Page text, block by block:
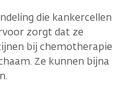
die kankercellen
zorgt dat ze
bij chemotherapie
Ze kunnen bijna